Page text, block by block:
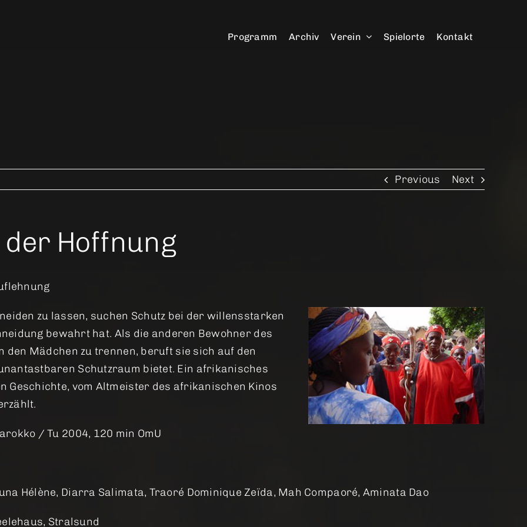
Programm Archiv Verein Spielorte Kontakt
Previous Next
der Hoffnung
zu lassen, suchen Schutz bei der willensstarken
bewahrt hat. Als die anderen Bewohner des
den Mädchen zu trennen, beruft sie sich auf den
Schutzraum bietet. Ein afrikanisches
vom Altmeister des afrikanischen Kinos
/ Tu 2004, 120 min OmU
Hélène, Diarra Salimata, Traoré Dominique Zeïda, Mah Compaoré, Aminata Dao
Stralsund